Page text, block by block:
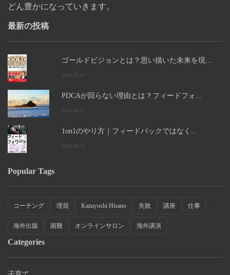
どん豊かになっていきます。
最新の投稿
ゴールドビジョンとは？思い描いた未来を現...
2026.07.01
PDCAが回らない理由とは？フィードフォ...
2026.06.12
1on1のやり方｜フィードバックではなく...
2026.06.12
Popular Tags
コーチング 理屈 Kazuyoshi Hisano 失敗 講座 仕事
海外出版 困難 オンラインサロン 海外講演
Categories